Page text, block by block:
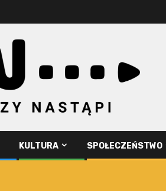
KULTURA SPOŁECZEŃSTWO